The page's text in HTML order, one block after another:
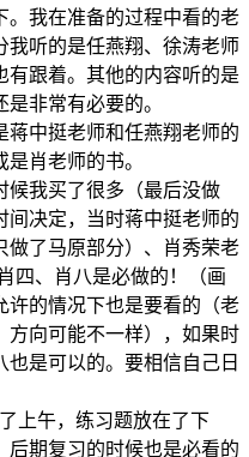
。我在准备的过程中看的老
我听的是任燕翔、徐涛老师
有跟着。其他的内容听的是
非常有必要的。
中挺老师和任燕翔老师的
肖老师的书。
候我买了很多（最后没做
决定，当时蒋中挺老师的
做了马原部分）、肖秀荣老
四、肖八是必做的！（画
许的情况下也是要看的（老
方向可能不一样），如果时
是可以的。要相信自己日
上午，练习题放在了下
期复习的时候也是必看的